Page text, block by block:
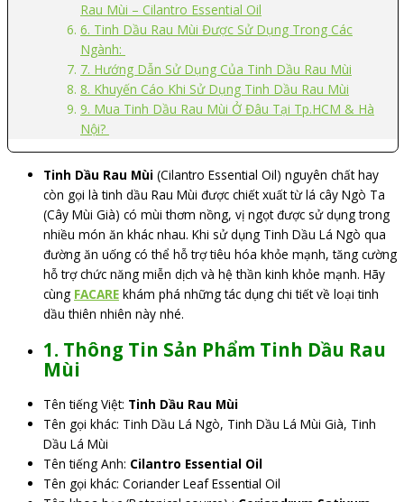
Rau Mùi – Cilantro Essential Oil
6. Tinh Dầu Rau Mùi Được Sử Dụng Trong Các
Ngành:
7. Hướng Dẫn Sử Dụng Của Tinh Dầu Rau Mùi
8. Khuyến Cáo Khi Sử Dụng Tinh Dầu Rau Mùi
9. Mua Tinh Dầu Rau Mùi Ở Đâu Tại Tp.HCM & Hà
Nội?
Tinh Dầu Rau Mùi (Cilantro Essential Oil) nguyên chất hay
còn gọi là tinh dầu Rau Mùi được chiết xuất từ lá cây Ngò Ta
(Cây Mùi Già) có mùi thơm nồng, vị ngọt được sử dụng trong
nhiều món ăn khác nhau. Khi sử dụng Tinh Dầu Lá Ngò qua
đường ăn uống có thể hỗ trợ tiêu hóa khỏe mạnh, tăng cường
hỗ trợ chức năng miễn dịch và hệ thần kinh khỏe mạnh. Hãy
cùng FACARE khám phá những tác dụng chi tiết về loại tinh
dầu thiên nhiên này nhé.
1. Thông Tin Sản Phẩm Tinh Dầu Rau
Mùi
Tên tiếng Việt: Tinh Dầu Rau Mùi
Tên gọi khác: Tinh Dầu Lá Ngò, Tinh Dầu Lá Mùi Già, Tinh
Dầu Lá Mùi
Tên tiếng Anh: Cilantro Essential Oil
Tên gọi khác: Coriander Leaf Essential Oil